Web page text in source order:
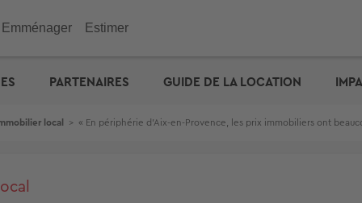
: capacité d'emprunt
Investir
Défiscalisation
Outils
Check-lists location
maison
Outils
Dossier Loi Pinel
prêt � taux zéro
Estimez vos frais de
Emménager
ENGIE : déménagez facile
Estimer
appartement
Outils
Estimation appartement
PARTENAIRES GUIDE DE LA LOCATION
local > « En périphérie d’Aix-en-Provence, les prix immobiliers ont